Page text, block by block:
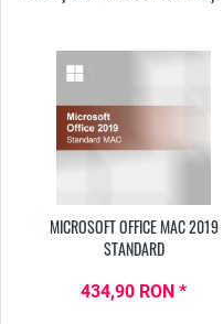
MICROSOFT OFFICE MAC 2019
STANDARD
434,90 RON *